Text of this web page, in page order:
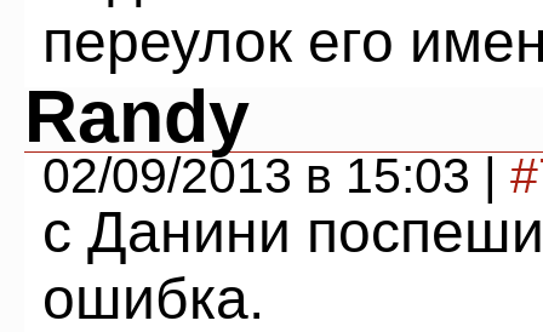
переулок его
Randy
02/09/2013 в 15:03 |
с Данини
ошибка.